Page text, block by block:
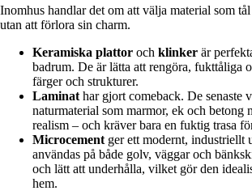
Inomhus handlar det om att välja material som
utan att förlora sin charm.
Keramiska plattor och klinker är
badrum. De är lätta att rengöra, fukttåliga
färger och strukturer.
Laminathar gjort comeback. De senaste
naturmaterial som marmor, ek och betong
realism – och kräver bara en fuktig trasa
Microcementger ett modernt, industriellt
användas på både golv, väggar och
och lätt att underhålla, vilket gör den
hem.